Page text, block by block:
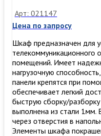
Арт: 021147
Цена по запросу
Шкаф предназначен для
телекоммуникационного
помещений. Имеет
нагрузочную
панели крепятся при
обеспечивает легкий
быструю сборку/
выполнена из стали 1мм.
через отверстия в
Элементы шкафа